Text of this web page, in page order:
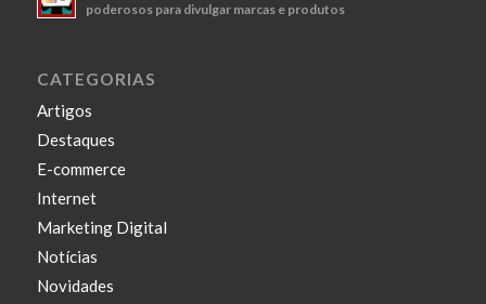
poderosos para divulgar marcas e produtos
CATEGORIAS
Artigos
Destaques
E-commerce
Internet
Marketing Digital
Notícias
Novidades